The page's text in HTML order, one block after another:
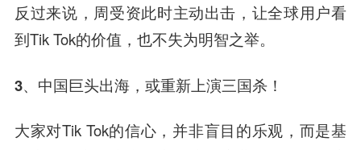
反过来说，周受资此时主动出击，让全球用户看
到Tik Tok的价值，也不失为明智之举。
3、中国巨头出海， 或重新上演三国杀！
大家对Tik Tok的信心，并非盲目的乐观，而是基